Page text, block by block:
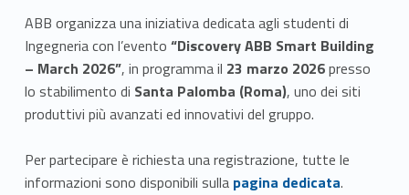
ABB organizza una iniziativa dedicata agli studenti di
Ingegneria con l’evento “Discovery ABB Smart Building
– March 2026”, in programma il 23 marzo 2026presso
lo stabilimento di Santa Palomba (Roma), uno dei siti
produttivi più avanzati ed innovativi del gruppo.
Per partecipare è richiesta una registrazione, tutte le
informazioni sono disponibili sullaLink identifier #identifier__178436-1pagina dedicata.